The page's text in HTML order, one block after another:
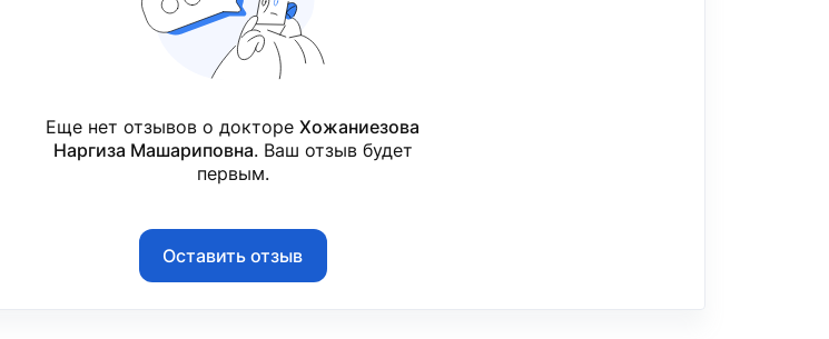
Еще нет отзывов о доктореХожаниезова
Наргиза Машариповна. Ваш отзыв будет
первым.
Оставить отзыв